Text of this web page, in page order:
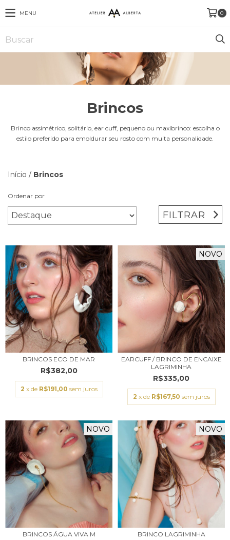
MENU 0
Brincos
Brinco assimétrico, solitário, ear cuff, pequeno ou maxibrinco: escolha o
estilo preferido para emoldurar seu rosto com muita personalidade.
Início / Brincos
Ordenar por
FILTRAR
BRINCOS ECO DE MAR
R$382,00
2 x de R$191,00 sem juros
NOVO
EARCUFF / BRINCO DE ENCAIXE
LAGRIMINHA
R$335,00
2 x de R$167,50 sem juros
NOVO
BRINCOS ÁGUA VIVA M
NOVO
BRINCO LAGRIMINHA